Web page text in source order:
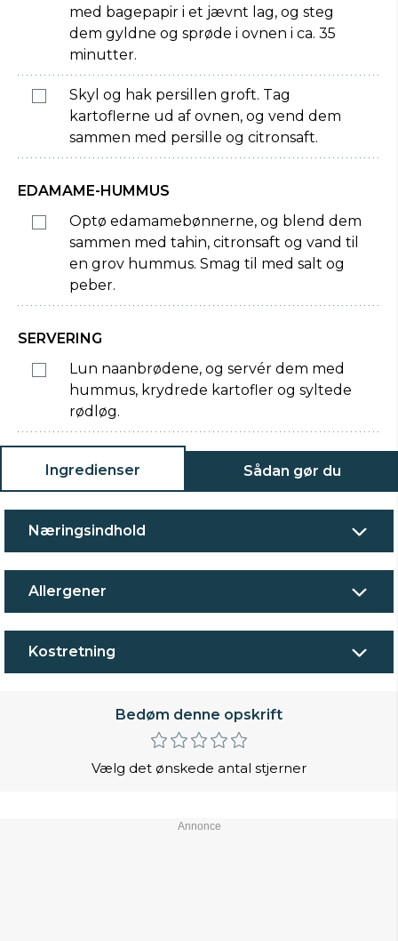
med bagepapir i et jævnt lag, og steg
dem gyldne og sprøde i ovnen i ca. 35
minutter.
Skyl og hak persillen groft. Tag
kartoflerne ud af ovnen, og vend dem
sammen med persille og citronsaft.
EDAMAME-HUMMUS
Optø edamamebønnerne, og blend dem
sammen med tahin, citronsaft og vand til
en grov hummus. Smag til med salt og
peber.
SERVERING
Lun naanbrødene, og servér dem med
hummus, krydrede kartofler og syltede
rødløg.
Ingredienser Sådan gør du
Næringsindhold
Allergener
Kostretning
Bedøm denne opskrift
Vælg det ønskede antal stjerner